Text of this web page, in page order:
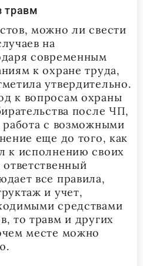
травм
можно ли свести
на
современным
к охране труда,
утвердительно.
к вопросам охраны
после ЧП,
с возможными
еще до того, как
к исполнению своих
все правила,
и учет,
средствами
то травм и других
месте можно